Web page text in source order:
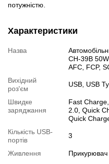
потужністю.
Характеристики
Назва
CH-39B
AFC, FCP,
Вихідний
роз'єм
USB, USB
Швидке
заряджання
Fast
2.0, Quick
Quick
Кількість USB-
портів
3
Живлення